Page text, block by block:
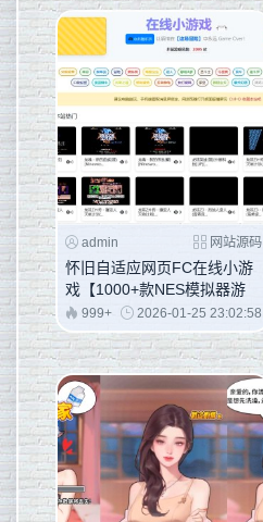
admin 网站源码
怀旧自适应网页FC在线小游
戏【1000+款NES模拟器游
戏】最新整理WIN系服务端+
Linux手工服务端+管理后台
+支持手柄+存档
999+ 2026-01-25 23:02:58